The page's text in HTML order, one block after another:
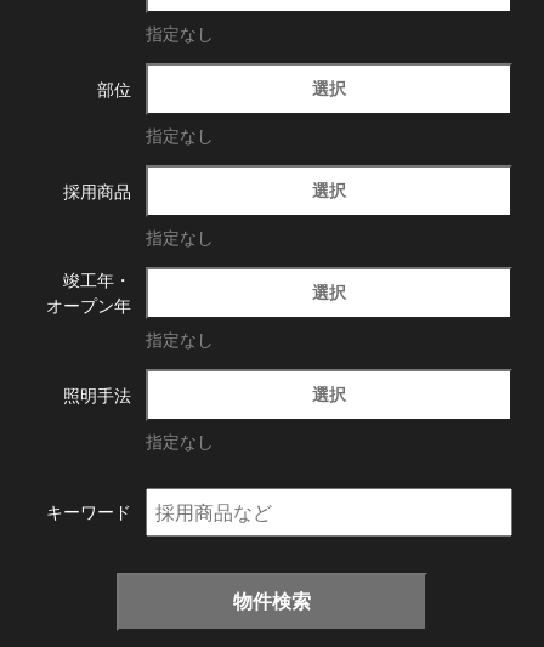
指定なし
部位 選択
指定なし
採用商品 選択
指定なし
竣工年・
オープン年
選択
指定なし
照明手法 選択
指定なし
キーワード
物件検索